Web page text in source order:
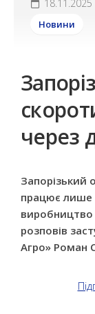
18.11.2025
Новини
через
Запорізький
працює лише
виробництво
розповів
Агро» Роман